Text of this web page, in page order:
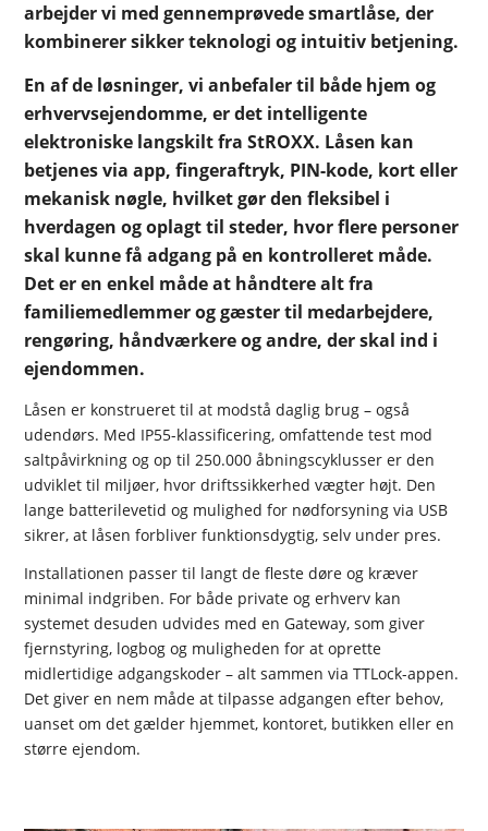
arbejder vi med gennemprøvede smartlåse, der
kombinerer sikker teknologi og intuitiv betjening.
En af de løsninger, vi anbefaler til både hjem og
erhvervsejendomme, er det intelligente
elektroniske langskilt fra StROXX. Låsen kan
betjenes via app, fingeraftryk, PIN-kode, kort eller
mekanisk nøgle, hvilket gør den fleksibel i
hverdagen og oplagt til steder, hvor flere personer
skal kunne få adgang på en kontrolleret måde.
Det er en enkel måde at håndtere alt fra
familiemedlemmer og gæster til medarbejdere,
rengøring, håndværkere og andre, der skal ind i
ejendommen.
Låsen er konstrueret til at modstå daglig brug – også
udendørs. Med IP55-klassificering, omfattende test mod
saltpåvirkning og op til 250.000 åbningscyklusser er den
udviklet til miljøer, hvor driftssikkerhed vægter højt. Den
lange batterilevetid og mulighed for nødforsyning via USB
sikrer, at låsen forbliver funktionsdygtig, selv under pres.
Installationen passer til langt de fleste døre og kræver
minimal indgriben. For både private og erhverv kan
systemet desuden udvides med en Gateway, som giver
fjernstyring, logbog og muligheden for at oprette
midlertidige adgangskoder – alt sammen via TTLock-appen.
Det giver en nem måde at tilpasse adgangen efter behov,
uanset om det gælder hjemmet, kontoret, butikken eller en
større ejendom.